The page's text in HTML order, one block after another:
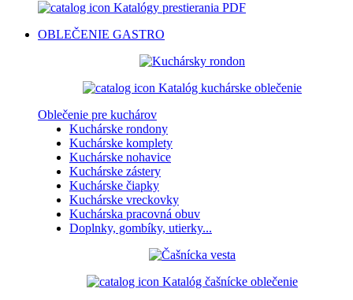
Katalógy prestierania PDF
OBLEČENIE GASTRO
Katalóg kuchárske oblečenie
Oblečenie pre kuchárov
Kuchárske rondony
Kuchárske komplety
Kuchárske nohavice
Kuchárske zástery
Kuchárske čiapky
Kuchárske vreckovky
Kuchárska pracovná obuv
Doplnky, gombíky, utierky...
Katalóg čašnícke oblečenie